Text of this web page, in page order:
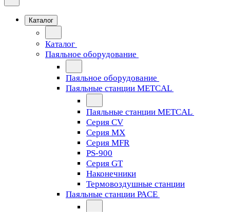
Каталог
Каталог
Паяльное оборудование
Паяльное оборудование
Паяльные станции METCAL
Паяльные станции METCAL
Серия CV
Серия MX
Серия MFR
PS-900
Серия GT
Наконечники
Термовоздушные станции
Паяльные станции PACE